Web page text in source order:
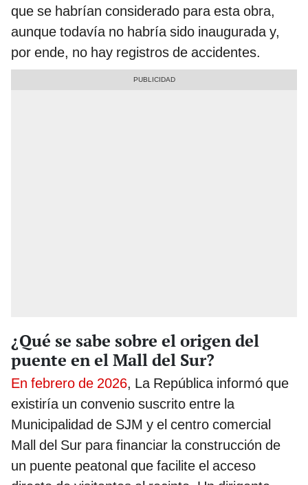
que se habrían considerado para esta obra,
aunque todavía no habría sido inaugurada y,
por ende, no hay registros de accidentes.
¿Qué se sabe sobre el origen del
puente en el Mall del Sur?
En febrero de 2026, La República informó que
existiría un convenio suscrito entre la
Municipalidad de SJM y el centro comercial
Mall del Sur para financiar la construcción de
un puente peatonal que facilite el acceso